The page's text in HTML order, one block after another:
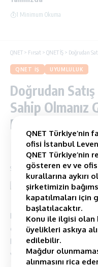
1 Minimum Okuma
QNET > Fırsat > QNET İŞ > Doğrudan
QNET İŞ UYUMLULUK
Doğrudan
Sahip Olmanız
Beceriler
Son güncelleme: August 20, 2025
Doğrudan satışta
oluşturarak bu işi bir ekip
Ekibinizle satış yapmak
ve daha fazla kitleye
QNET Türkiye’nin
ofisi İstanbul
QNET Türkiye’nin
gösteren ev ve
kurallarına aykırı
şirketimizin
kapatılmaları için
başlatılacaktır.
Konu ile ilgisi olan
üyelikleri askıya
edilebilir.
Mağdur
alınmasını rica